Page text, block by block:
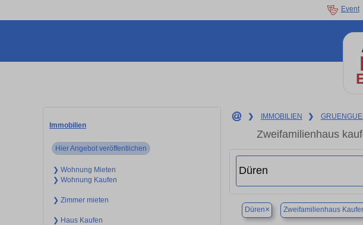
Event
Immobilien
Hier Angebot veröffentlichen
❯ Wohnung Mieten
❯ Wohnung Kaufen
❯ Zimmer mieten
❯ Haus Kaufen
❯ IMMOBILIEN ❯
Zweifamilienhaus
Düren× Zweifamilienhaus